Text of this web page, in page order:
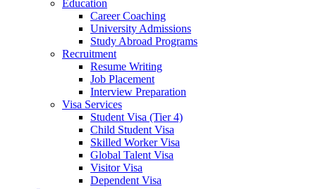
Education
Career Coaching
University Admissions
Study Abroad Programs
Recruitment
Resume Writing
Job Placement
Interview Preparation
Visa Services
Student Visa (Tier 4)
Child Student Visa
Skilled Worker Visa
Global Talent Visa
Visitor Visa
Dependent Visa